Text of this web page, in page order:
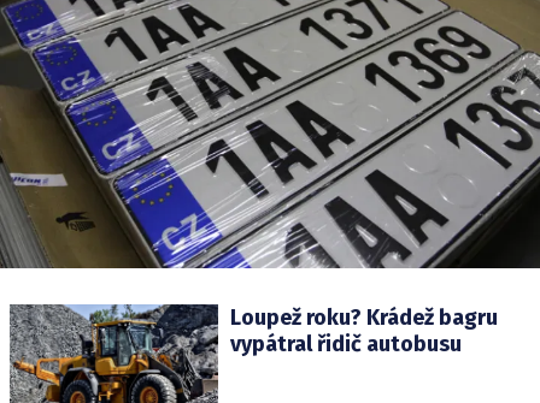
Loupež roku? Krádež bagru
vypátral řidič autobusu